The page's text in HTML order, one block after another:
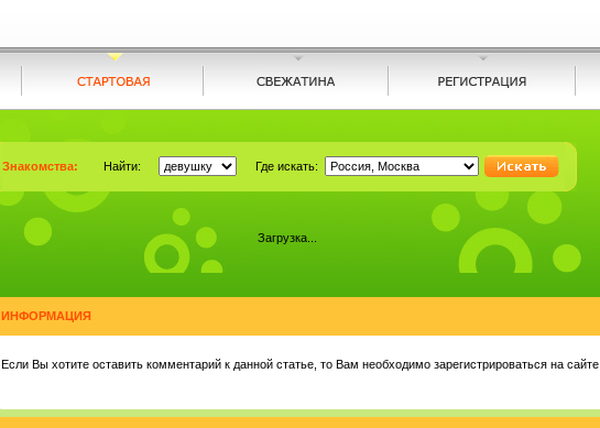
Знакомства: Найти: Где искать:
Загрузка...
ИНФОРМАЦИЯ
Eсли Вы хотите оставить комментарий к данной статье, то Вам необходимо зарегистрироваться на сайте.